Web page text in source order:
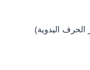
اليدوية)